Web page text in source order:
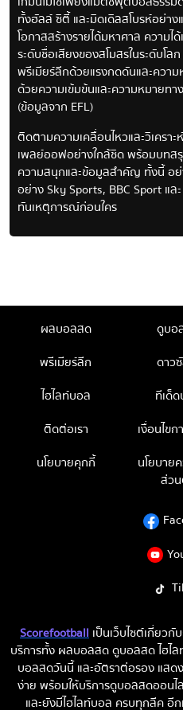
ทั้งฮัลล์ ซิตี้ และมิดเดิลสโบรห์อย่าง
โอกาสสร้างรายได้มหาศาล ความไ
ระดับชื่อเสียงของสโมสรในระดับ
พรีเมียร์ลีกด้วยแรงกดดันและควา
ด้วยความเข้มข้นและความหมายท
(ข้อมูลจาก EFL)
ติดตามความเคลื่อนไหวและวิเครา
เพลย์ออฟอย่างใกล้ชิด พร้อมบทส
ความสนุกและข้อมูลสำคัญ ทั้งนี้ อ
อย่าง Sky Sports, BBC Sport แ
ทันเหตุการณ์ก่อนใคร
ผลบอลสด ดูบอ
พรีเมียร์ลีก
ดาว
ไฮไลท์บอล
ทีเด็
ติดต่อเรา
เงื่อนไขก
นโยบายคุกกี้
นโยบาย
ส่ว
Scorefootball เป็นเว็บไซต์เกี่ยว
บริการทั้ง ผลบอลสด ดูบอลสด ไฮไ
บอลสดวันนี้ และอัตราต่อรอง แสด
ง่าย พร้อมให้บริการดูบอลสดออน
และยังมีไฮไลท์บอล ครบทุกลีค อี